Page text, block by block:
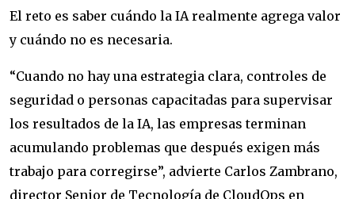
El reto es saber cuándo la IA realmente agrega valor
y cuándo no es necesaria.
“Cuando no hay una estrategia clara, controles de
seguridad o personas capacitadas para supervisar
los resultados de la IA, las empresas terminan
acumulando problemas que después exigen más
trabajo para corregirse”, advierte Carlos Zambrano,
director Senior de Tecnología de CloudOps en